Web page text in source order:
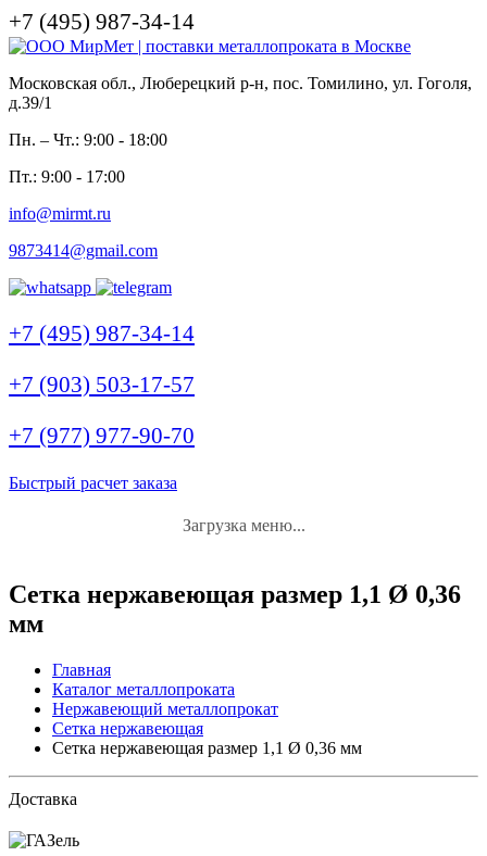
+7 (495) 987-34-14
Московская обл., Люберецкий р-н, пос. Томилино, ул. Гоголя,
д.39/1
Пн. – Чт.: 9:00 - 18:00
Пт.: 9:00 - 17:00
info@mirmt.ru
9873414@gmail.com
+7 (495) 987-34-14
+7 (903) 503-17-57
+7 (977) 977-90-70
Быстрый расчет заказа
Загрузка меню...
Сетка нержавеющая размер 1,1 Ø 0,36
мм
Главная
Каталог металлопроката
Нержавеющий металлопрокат
Сетка нержавеющая
Сетка нержавеющая размер 1,1 Ø 0,36 мм
Доставка